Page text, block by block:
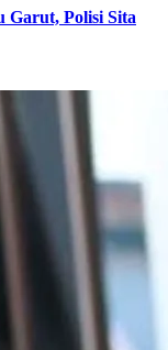
Garut, Polisi Sita